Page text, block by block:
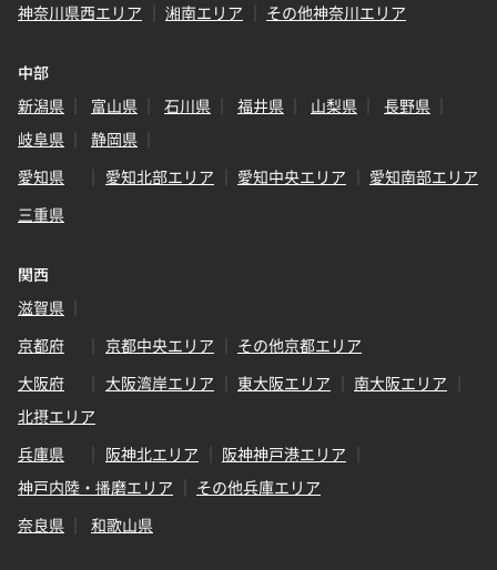
神奈川県西エリア
湘南エリア その他神奈川エリア
中部
新潟県
富山県 石川県 福井県 山梨県
長野県
岐阜県
静岡県
愛知県
愛知北部エリア 愛知中央エリア
愛知南部エリア
三重県
関西
滋賀県
京都府
京都中央エリア
その他京都エリア
大阪府
大阪湾岸エリア 東大阪エリア
南大阪エリア
北摂エリア
兵庫県
阪神北エリア
阪神神戸港エリア
神戸内陸・播磨エリア
その他兵庫エリア
奈良県
和歌山県